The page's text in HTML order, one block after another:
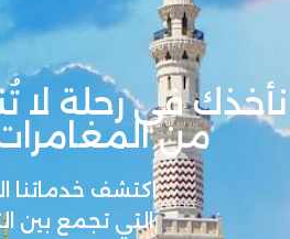
نأخذك في رحلة لا
من المغامرات
اكتشف خدماتنا
التي تجمع بين